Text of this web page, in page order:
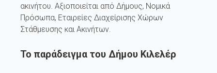
ακινήτου. Αξιοποιείται από Δήμους, Νομικά
Πρόσωπα, Εταιρείες Διαχείρισης Χώρων
Στάθμευσης και Ακινήτων.
Το παράδειγμα του Δήμου Κιλελέρ